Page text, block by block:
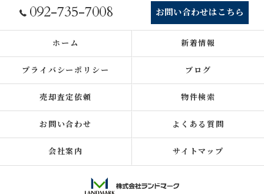
092-735-7008 お問い合わせはこちら
ホーム 新着情報
プライバシーポリシー ブログ
売却査定依頼 物件検索
お問い合わせ よくある質問
会社案内 サイトマップ